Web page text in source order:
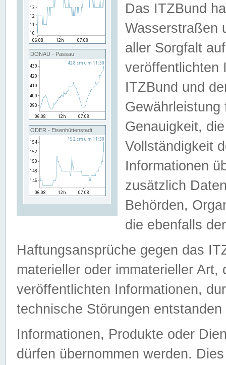
DONAU - Passau
ODER - Eisenhüttenstadt
Das ITZBund
Wasserstraßen
aller Sorgfalt
veröffentlichten
ITZBund und
Genauigkeit,
Vollständigkeit
Informationen
zusätzlich
Behörden,
die ebenfalls
Haftungsansprüche gegen das
materieller oder immaterieller
veröffentlichten Informationen,
technische Störungen
Informationen, Produkte oder
dürfen übernommen werden.